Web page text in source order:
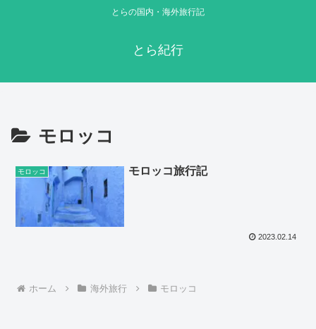
とらの国内・海外旅行記
とら紀行
モロッコ
モロッコ モロッコ旅行記
2023.02.14
ホーム 海外旅行 モロッコ